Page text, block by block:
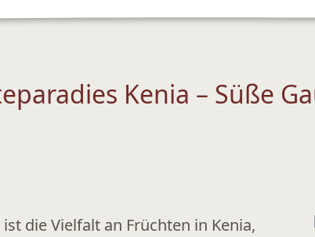
Kenia – Süße
die Vielfalt an Früchten in Kenia,